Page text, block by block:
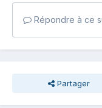
Répondre à ce
Partager